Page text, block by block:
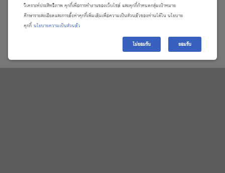
วิเคราะห์ประสิทธิภาพ คุกกี้เพื่อการทำงานของเว็บไซต์ และคุกกี้กำหนดกลุ่มเป้าหมาย
ศึกษารายละเอียดและการตั้งค่าคุกกี้เพิ่มเติมเพื่อความเป็นส่วนตัวของท่านได้ใน นโยบาย
คุกกี้ นโยบายความเป็นส่วนตัว
ไม่ยอมรับ ยอมรับ